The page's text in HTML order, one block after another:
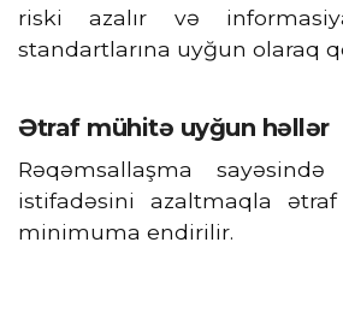
riski azalır və
standartlarına uyğun olaraq
Ətraf mühitə uyğun həllər
Rəqəmsallaşma
istifadəsini azaltmaqla
minimuma endirilir.